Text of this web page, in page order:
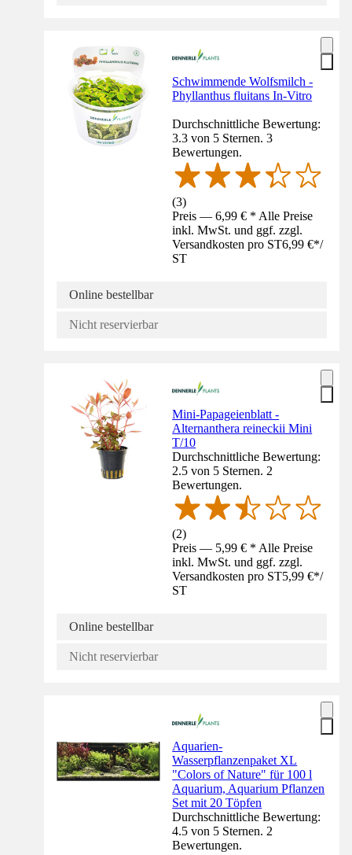
Schwimmende Wolfsmilch -
Phyllanthus fluitans In-Vitro
Durchschnittliche Bewertung:
3.3 von 5 Sternen. 3
Bewertungen.
(3)
Preis — 6,99 € * Alle Preise
inkl. MwSt. und ggf. zzgl.
Versandkosten pro ST6,99 €*/
ST
Online bestellbar
Nicht reservierbar
Mini-Papageienblatt -
Alternanthera reineckii Mini
T/10
Durchschnittliche Bewertung:
2.5 von 5 Sternen. 2
Bewertungen.
(2)
Preis — 5,99 € * Alle Preise
inkl. MwSt. und ggf. zzgl.
Versandkosten pro ST5,99 €*/
ST
Online bestellbar
Nicht reservierbar
Aquarien-
Wasserpflanzenpaket XL
"Colors of Nature" für 100 l
Aquarium, Aquarium Pflanzen
Set mit 20 Töpfen
Durchschnittliche Bewertung:
4.5 von 5 Sternen. 2
Bewertungen.